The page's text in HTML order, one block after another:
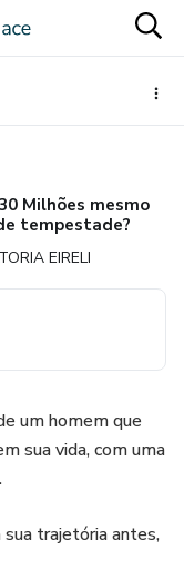
Milhões mesmo
tempestade?
EIRELI
um homem que
sua vida, com uma
trajetória antes,